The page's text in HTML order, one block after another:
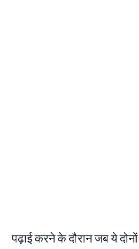
पढ़ाई करने के दौरान जब ये